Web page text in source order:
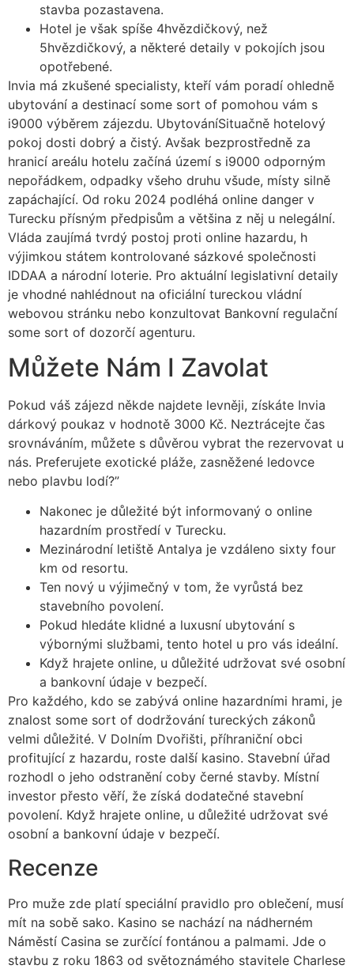
stavba pozastavena.
Hotel je však spíše 4hvězdičkový, než
5hvězdičkový, a některé detaily v pokojích jsou
opotřebené.
Invia má zkušené specialisty, kteří vám poradí ohledně
ubytování a destinací some sort of pomohou vám s
i9000 výběrem zájezdu. UbytováníSituačně hotelový
pokoj dosti dobrý a čistý. Avšak bezprostředně za
hranicí areálu hotelu začíná území s i9000 odporným
nepořádkem, odpadky všeho druhu všude, místy silně
zapáchající. Od roku 2024 podléhá online danger v
Turecku přísným předpisům a většina z něj u nelegální.
Vláda zaujímá tvrdý postoj proti online hazardu, h
výjimkou státem kontrolované sázkové společnosti
IDDAA a národní loterie. Pro aktuální legislativní detaily
je vhodné nahlédnout na oficiální tureckou vládní
webovou stránku nebo konzultovat Bankovní regulační
some sort of dozorčí agenturu.
Můžete Nám I Zavolat
Pokud váš zájezd někde najdete levněji, získáte Invia
dárkový poukaz v hodnotě 3000 Kč. Neztrácejte čas
srovnáváním, můžete s důvěrou vybrat the rezervovat u
nás. Preferujete exotické pláže, zasněžené ledovce
nebo plavbu lodí?”
Nakonec je důležité být informovaný o online
hazardním prostředí v Turecku.
Mezinárodní letiště Antalya je vzdáleno sixty four
km od resortu.
Ten nový u výjimečný v tom, že vyrůstá bez
stavebního povolení.
Pokud hledáte klidné a luxusní ubytování s
výbornými službami, tento hotel u pro vás ideální.
Když hrajete online, u důležité udržovat své osobní
a bankovní údaje v bezpečí.
Pro každého, kdo se zabývá online hazardními hrami, je
znalost some sort of dodržování tureckých zákonů
velmi důležité. V Dolním Dvořišti, příhraniční obci
profitující z hazardu, roste další kasino. Stavební úřad
rozhodl o jeho odstranění coby černé stavby. Místní
investor přesto věří, že získá dodatečné stavební
povolení. Když hrajete online, u důležité udržovat své
osobní a bankovní údaje v bezpečí.
Recenze
Pro muže zde platí speciální pravidlo pro oblečení, musí
mít na sobě sako. Kasino se nachází na nádherném
Náměstí Casina se zurčící fontánou a palmami. Jde o
stavbu z roku 1863 od světoznámého stavitele Charlese